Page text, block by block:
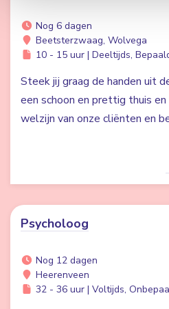
Nog 6 dagen
Beetsterzwaag, Wolvega
10 - 15 uur | Deeltijds,
Steek jij graag de handen uit
een schoon en prettig thuis
welzijn van onze cliënten en
Psycholoog
Nog 12 dagen
Heerenveen
32 - 36 uur | Voltijds,